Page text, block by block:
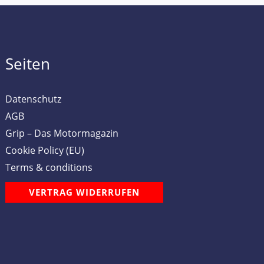
Seiten
Datenschutz
AGB
Grip – Das Motormagazin
Cookie Policy (EU)
Terms & conditions
VERTRAG WIDERRUFEN